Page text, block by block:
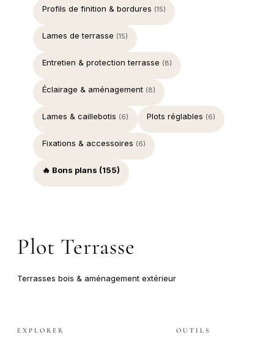
Profils de finition & bordures (15)
Lames de terrasse (15)
Entretien & protection terrasse (8)
Éclairage & aménagement (8)
Lames & caillebotis (6) Plots réglables (6)
Fixations & accessoires (6)
🔥 Bons plans (155)
Plot Terrasse
Terrasses bois & aménagement extérieur
EXPLORER OUTILS